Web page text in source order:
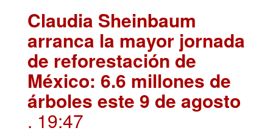
Claudia Sheinbaum
arranca la mayor jornada
de reforestación de
México: 6.6 millones de
árboles este 9 de agosto
. 19:47